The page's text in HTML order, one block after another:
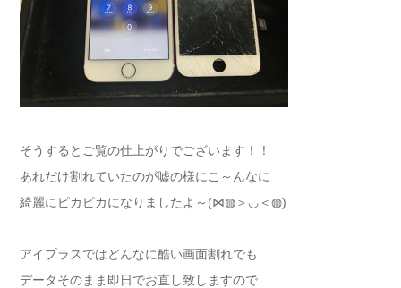
そうするとご覧の仕上がりでございます！！
あれだけ割れていたのが嘘の様にこ～んなに
綺麗にピカピカになりましたよ～(⋈◍＞◡＜◍)
アイプラスではどんなに酷い画面割れでも
データそのまま即日でお直し致しますので